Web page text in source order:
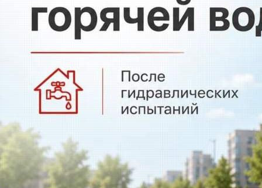
15.06.2026 21:07501
Фото:
Речь идёт об улице Никитина 1, 1а, 1Б, 1В, 1В/1, 1Г, 3, 3а, 3Б, 5,
8а, 8д, 10, 12, 14, 16, 18 и улице Партизана Железняка 1, 1а, 1Б,